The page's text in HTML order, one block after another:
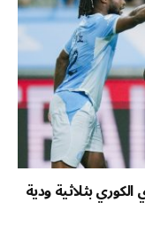
بثلاثية ودية